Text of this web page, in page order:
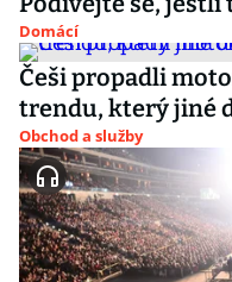
Domácí
Češi propadli
trendu, který jiné
Obchod a služby